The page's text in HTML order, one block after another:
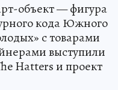
объект — фигура
кода Южного
с товарами
выступили
Hatters и проект